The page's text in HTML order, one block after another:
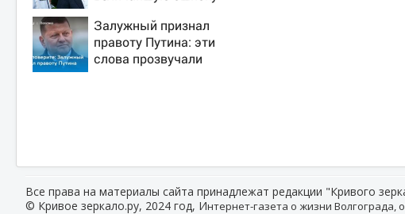
бездействие против
Трампа
Залужный признал
правоту Путина: эти
слова прозвучали
Все права на материалы сайта принадлежат редакции "Кривого
© Кривое зеркало.ру, 2024 год, Интернет-газета о жизни Волгограда,